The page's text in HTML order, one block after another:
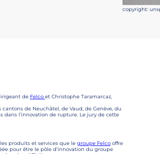
copyright:
de Felco et Christophe Taramarcaz,
de Neuchâtel, de Vaud, de Genève, du
dans l’innovation de rupture. Le jury de cette
produits et services que le groupe Felco offre
pour être le pôle d’innovation du groupe